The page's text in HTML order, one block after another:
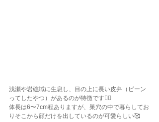
浅瀬や岩礁域に生息し、目の上に長い皮弁（ピーン
ってしたやつ）があるのが特徴です☝🏽
体長は6〜7cm程ありますが、巣穴の中で暮らしてお
りそこから顔だけを出しているのが可愛らしい🥰